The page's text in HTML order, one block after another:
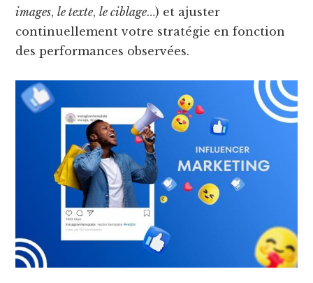
images,le texte,le ciblage…) et ajuster
continuellement votre stratégie en fonction
des performances observées.